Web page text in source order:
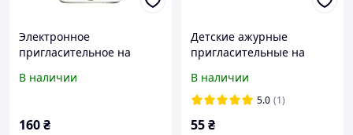
Электронное
пригласительное на
воздушном шаре"
В наличии
160₴
Детские ажурные
пригласительные на
годик ручной работы
В наличии
5.0 (1)
55₴